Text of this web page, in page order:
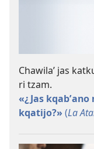
Chawilaʼ jas
ri tzam.
«¿Jas
kqatijo?» (La